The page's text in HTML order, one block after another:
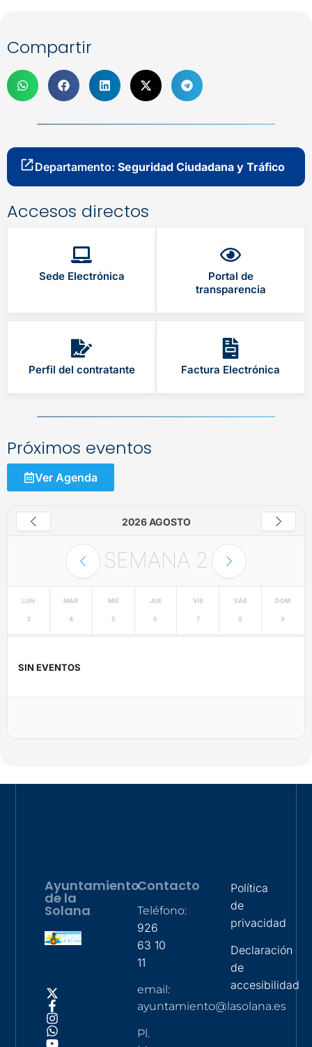
Compartir
Departamento: Seguridad Ciudadana y Tráfico
Accesos directos
Sede Electrónica
Portal de
transparencia
Perfil del contratante Factura Electrónica
Próximos eventos
Ver Agenda
2026 AGOSTO
SEMANA 2
LUN
3
MAR
4
MIÉ
5
JUE
6
VIE
7
SÁB
8
DOM
9
SIN EVENTOS
Ayuntamiento
de la
Solana
Contacto
Teléfono:
926
63 10
11
email:
ayuntamiento@lasolana.es
Pl.
Política
de
privacidad
Declaración
de
accesibilidad